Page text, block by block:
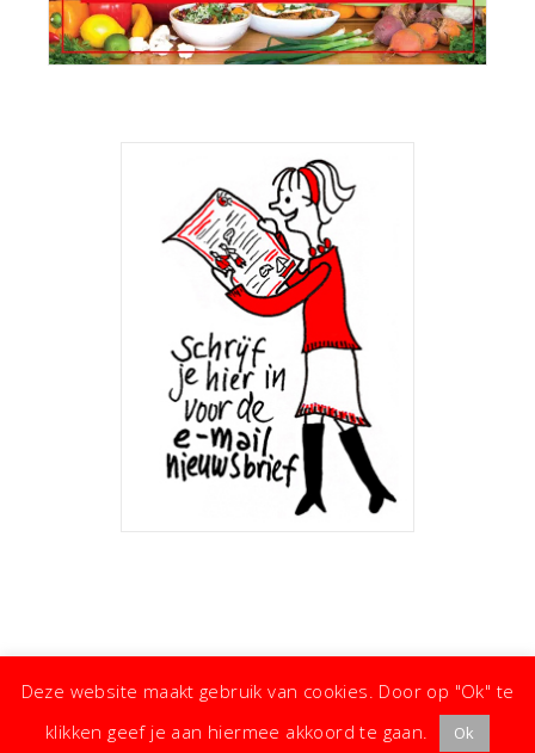
Deze website maakt gebruik van cookies. Door op "Ok" te
klikken geef je aan hiermee akkoord te gaan.
Ok